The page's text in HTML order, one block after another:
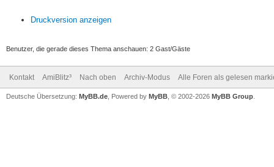
Druckversion anzeigen
Benutzer, die gerade dieses Thema anschauen: 2 Gast/Gäste
Kontakt AmiBlitz³ Nach oben Archiv-Modus Alle Foren als gelesen
Deutsche Übersetzung: MyBB.de , Powered by MyBB , © 2002-2026 MyBB Group